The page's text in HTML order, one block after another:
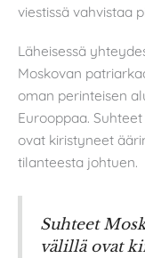
viestissä vahvistaa
Läheisessä
Moskovan
oman perinteisen
Eurooppaa.
ovat kiristyneet
tilanteesta johtuen.
Suhteet
välillä ovat